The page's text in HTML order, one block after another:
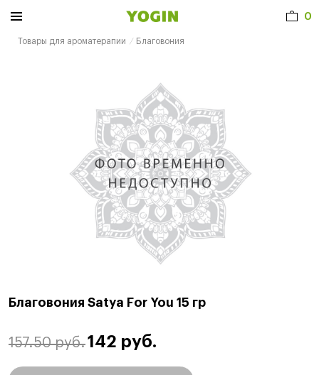
0
Товары для ароматерапии Благовония
Благовония Satya For You 15 гр
157.50 руб.142 руб.